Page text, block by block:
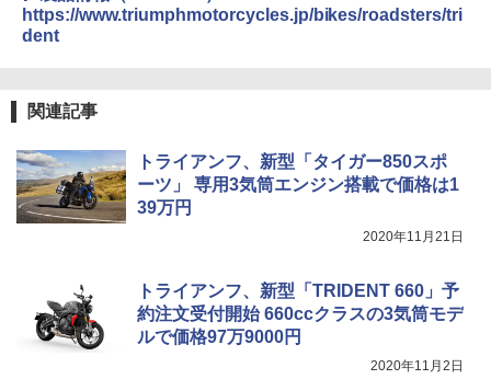
https://www.triumphmotorcycles.jp/bikes/roadsters/tri
dent
関連記事
トライアンフ、新型「タイガー850スポ
ーツ」 専用3気筒エンジン搭載で価格は1
39万円
2020年11月21日
トライアンフ、新型「TRIDENT 660」予
約注文受付開始 660ccクラスの3気筒モデ
ルで価格97万9000円
2020年11月2日